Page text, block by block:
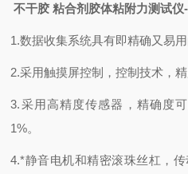
不干胶 粘合剂胶体粘附力测试仪
1.数据收集系统具有即精确又易
2.采用触摸屏控制，控制技术，精
3.采用高精度传感器，精确度
1%。
4.*静音电机和精密滚珠丝杠，